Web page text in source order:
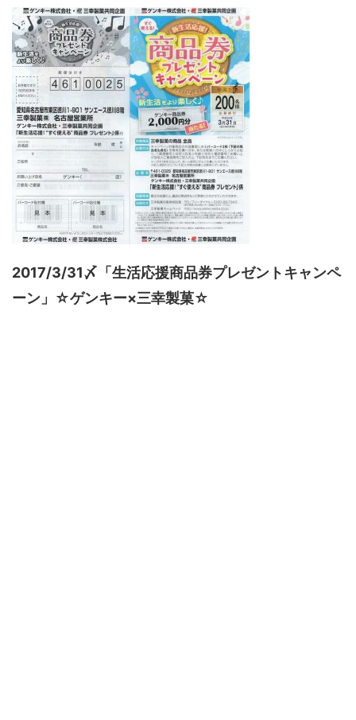
2017/3/31〆「生活応援商品券プレゼントキャンペ
ーン」☆ゲンキー×三幸製菓☆